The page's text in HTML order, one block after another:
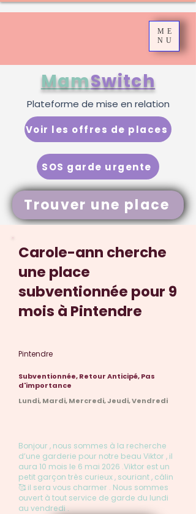
ME
NU
Trouver une place
MamSwitch
SOS garde urgente
Voir les offres de places
Plateforme de mise en relation
Carole-ann cherche
une place
subventionnée pour 9
mois à Pintendre
Pintendre
Subventionnée, Retour Anticipé, Pas
d'importance
Lundi, Mardi, Mercredi, Jeudi, Vendredi
Bonjour , nous sommes à la recherche
d’une garderie pour notre beau Viktor , il
aura 10 mois le 6 mai 2026 .Viktor est un
petit garçon très curieux , souriant , câlin
🥰 il sera vous charmer . Nous sommes
ouvert à tout service de garde du lundi
au vendredi .